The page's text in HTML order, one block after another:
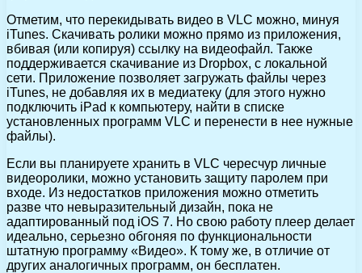
Отметим, что перекидывать видео в VLC можно, минуя
iTunes. Скачивать ролики можно прямо из приложения,
вбивая (или копируя) ссылку на видеофайл. Также
поддерживается скачивание из Dropbox, с локальной
сети. Приложение позволяет загружать файлы через
iTunes, не добавляя их в медиатеку (для этого нужно
подключить iPad к компьютеру, найти в списке
установленных программ VLC и перенести в нее нужные
файлы).
Если вы планируете хранить в VLC чересчур личные
видеоролики, можно установить защиту паролем при
входе. Из недостатков приложения можно отметить
разве что невыразительный дизайн, пока не
адаптированный под iOS 7. Но свою работу плеер делает
идеально, серьезно обгоняя по функциональности
штатную программу «Видео». К тому же, в отличие от
других аналогичных программ, он бесплатен.